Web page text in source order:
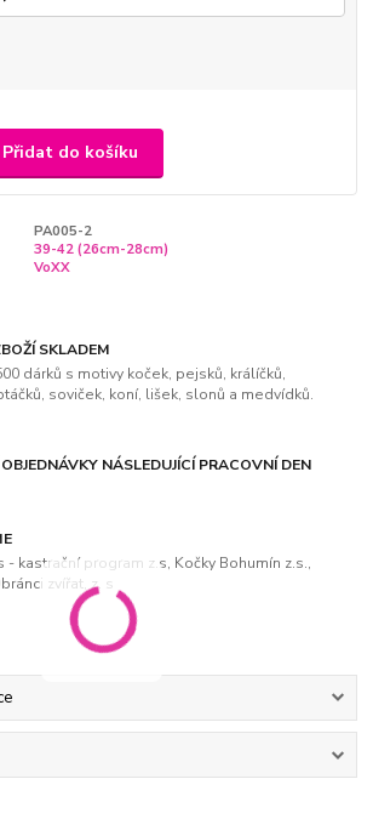
Přidat do košíku
PA005-2
39-42 (26cm-28cm)
VoXX
SKLADEM
dárků s motivy koček, pejsků, králíčků,
soviček, koní, lišek, slonů a medvídků.
NÁSLEDUJÍCÍ PRACOVNÍ DEN
- kastrační program z.s, Kočky Bohumín z.s.,
zvířat, z. s